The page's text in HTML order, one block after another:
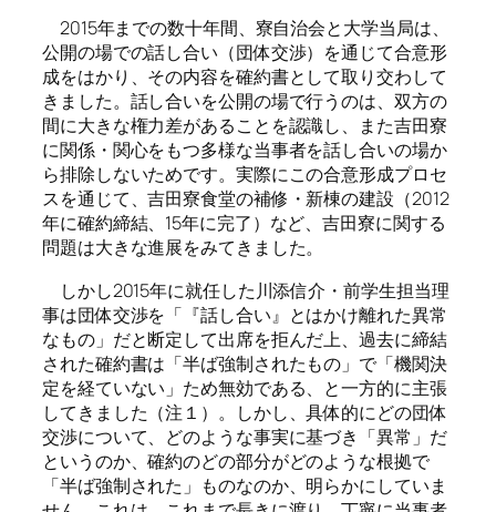
2015年までの数十年間、寮自治会と大学当局は、
公開の場での話し合い（団体交渉）を通じて合意形
成をはかり、その内容を確約書として取り交わして
きました。話し合いを公開の場で行うのは、双方の
間に大きな権力差があることを認識し、また吉田寮
に関係・関心をもつ多様な当事者を話し合いの場か
ら排除しないためです。実際にこの合意形成プロセ
スを通じて、吉田寮食堂の補修・新棟の建設（2012
年に確約締結、15年に完了）など、吉田寮に関する
問題は大きな進展をみてきました。
しかし2015年に就任した川添信介・前学生担当理
事は団体交渉を「『話し合い』とはかけ離れた異常
なもの」だと断定して出席を拒んだ上、過去に締結
された確約書は「半ば強制されたもの」で「機関決
定を経ていない」ため無効である、と一方的に主張
してきました（注１）。しかし、具体的にどの団体
交渉について、どのような事実に基づき「異常」だ
というのか、確約のどの部分がどのような根拠で
「半ば強制された」ものなのか、明らかにしていま